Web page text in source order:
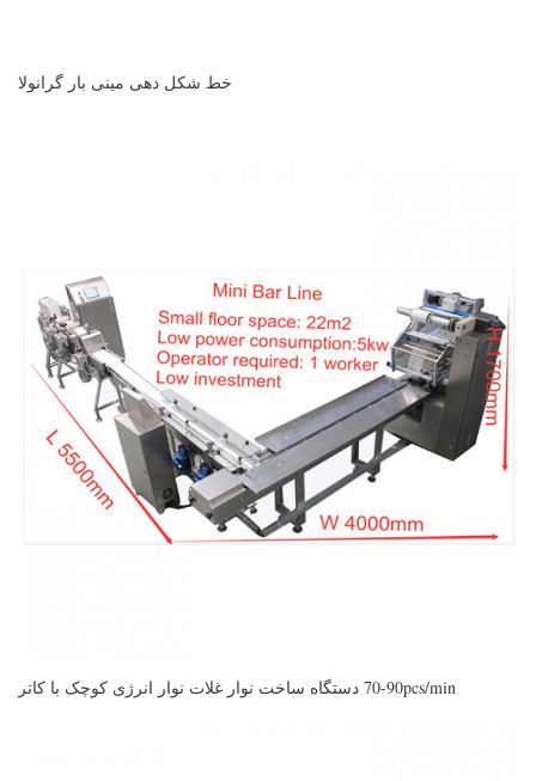
خط شکل دهی مینی بار گرانولا
70-90pcs/min دستگاه ساخت نوار غلات نوار انرژی کوچک با کاتر